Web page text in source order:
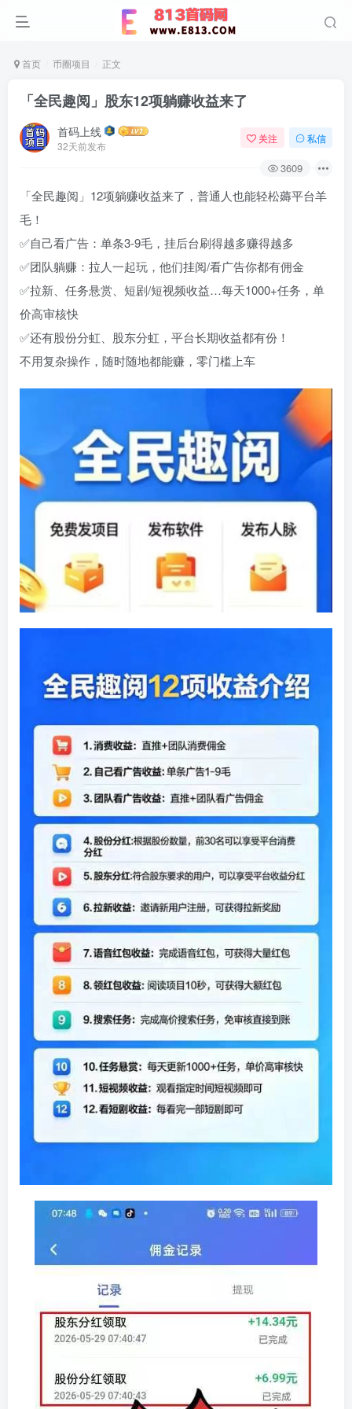
首页 币圈项目 正文
「全民趣阅」股东12项躺赚收益来了
首码上线
32天前发布
关注 私信
3609
「全民趣阅」12项躺赚收益来了，普通人也能轻松薅平台羊
毛！
✅自己看广告：单条3-9毛，挂后台刷得越多赚得越多
✅团队躺赚：拉人一起玩，他们挂阅/看广告你都有佣金
✅拉新、任务悬赏、短剧/短视频收益…每天1000+任务，单
价高审核快
✅还有股份分虹、股东分虹，平台长期收益都有份！
不用复杂操作，随时随地都能赚，零门槛上车